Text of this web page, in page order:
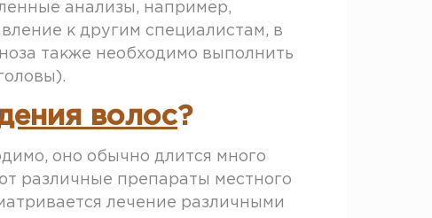
анализы, например,
к другим специалистам, в
также необходимо выполнить
волос?
оно обычно длится много
различные препараты местного
лечение различными